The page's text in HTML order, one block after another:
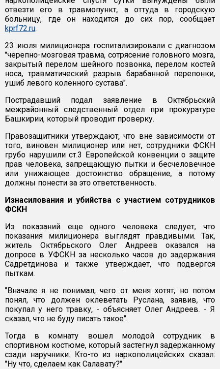
отвезти его в травмопункт, а оттуда в городскую
больницу, где он находится до сих пор, сообщает
kprf72.ru.
23 июля милиционера госпитализировали с диагнозом
"черепно-мозговая травма, сотрясение головного мозга,
закрытый перелом шейного позвонка, перелом костей
носа, травматический разрыв барабанной перепонки,
ушиб левого коленного сустава".
Пострадавший подал заявление в Октябрьский
межрайонный следственный отдел при прокуратуре
Башкирии, который проводит проверку.
Правозащитники утверждают, что вне зависимости от
того, виновен милиционер или нет, сотрудники ФСКН
грубо нарушили ст.3 Европейской конвенции о защите
прав человека, запрещающую пытки и бесчеловечное
или унижающее достоинство обращение, а потому
должны понести за это ответственность.
Изнасилования и убийства с участием сотрудников
ФСКН
Из показаний еще одного человека следует, что
показания милиционера выглядят правдивыми. Так,
житель Октябрьского Олег Андреев оказался на
допросе в УФСКН за несколько часов до задержания
Садретдинова и также утверждает, что подвергся
пыткам.
"Вначале я не понимал, чего от меня хотят, но потом
понял, что должен оклеветать Руслана, заявив, что
покупал у него травку, - объясняет Олег Андреев. - Я
сказал, что не буду писать такое".
Тогда в комнату вошел молодой сотрудник в
спортивном костюме, который застегнул задержанному
сзади наручники. Кто-то из наркополицейских сказал:
"Ну что, сделаем как Салавату?"